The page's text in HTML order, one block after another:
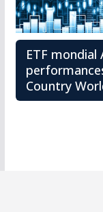
ETF mondial
Country